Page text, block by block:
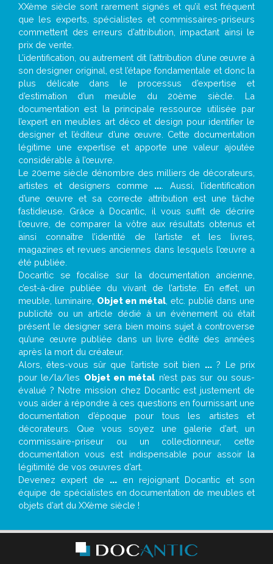
XXème siècle sont rarement signés et qu’il est fréquent
que les experts, spécialistes et commissaires-priseurs
commettent des erreurs d’attribution, impactant ainsi le
prix de vente.
L’identification, ou autrement dit l’attribution d’une œuvre à
son designer original, est l’étape fondamentale et donc la
plus délicate dans le processus d’expertise et
d’estimation d’un meuble du 20ème siècle. La
documentation est la principale ressource utilisée par
l’expert en meubles art déco et design pour identifier le
designer et l’éditeur d’une œuvre. Cette documentation
légitime une expertise et apporte une valeur ajoutée
considérable à l’œuvre.
Le 20eme siècle dénombre des milliers de décorateurs,
artistes et designers comme ... . Aussi, l’identification
d’une œuvre et sa correcte attribution est une tâche
fastidieuse. Grâce à Docantic, il vous suffit de décrire
l’œuvre, de comparer la vôtre aux résultats obtenus et
ainsi connaître l’identité de l’artiste et les livres,
magazines et revues anciennes dans lesquels l’œuvre a
été publiée.
Docantic se focalise sur la documentation ancienne,
c’est-à-dire publiée du vivant de l’artiste. En effet, un
meuble, luminaire, Objet en métal , etc. publié dans une
publicité ou un article dédié à un évènement où était
présent le designer sera bien moins sujet à controverse
qu’une œuvre publiée dans un livre édité des années
après la mort du créateur.
Alors, êtes-vous sûr que l’artiste soit bien ...? Le prix
pour le/la/les Objet en métal n’est pas sur ou sous-
évalué ? Notre mission chez Docantic est justement de
vous aider à répondre à ces questions en fournissant une
documentation d’époque pour tous les artistes et
décorateurs. Que vous soyez une galerie d’art, un
commissaire-priseur ou un collectionneur, cette
documentation vous est indispensable pour assoir la
légitimité de vos œuvres d’art.
Devenez expert de ... en rejoignant Docantic et son
équipe de spécialistes en documentation de meubles et
objets d’art du XXème siècle !